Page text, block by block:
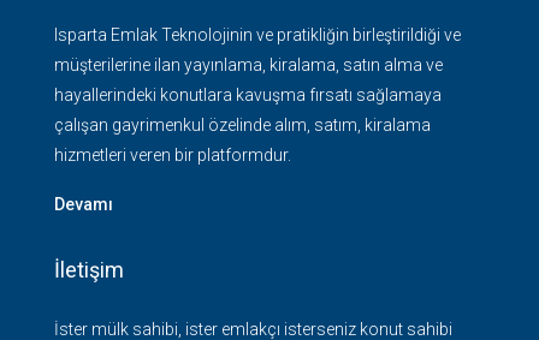
Isparta Emlak Teknolojinin ve pratikliğin birleştirildiği ve
müşterilerine ilan yayınlama, kiralama, satın alma ve
hayallerindeki konutlara kavuşma fırsatı sağlamaya
çalışan gayrimenkul özelinde alım, satım, kiralama
hizmetleri veren bir platformdur.
Devamı
İletişim
İster mülk sahibi, ister emlakçı isterseniz konut sahibi